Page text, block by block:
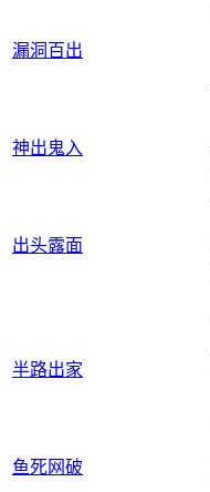
漏洞百出
神出鬼入
出头露面
半路出家
鱼死网破